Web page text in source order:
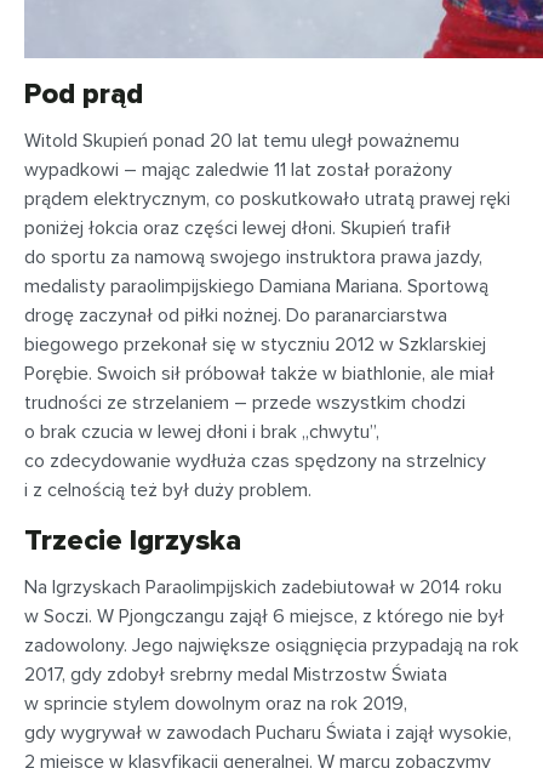
Pod prąd
Witold Skupień ponad 20 lat temu uległ poważnemu
wypadkowi – mając zaledwie 11 lat został porażony
prądem elektrycznym, co poskutkowało utratą prawej ręki
poniżej łokcia oraz części lewej dłoni. Skupień trafił
do sportu za namową swojego instruktora prawa jazdy,
medalisty paraolimpijskiego Damiana Mariana. Sportową
drogę zaczynał od piłki nożnej. Do paranarciarstwa
biegowego przekonał się w styczniu 2012 w Szklarskiej
Porębie. Swoich sił próbował także w biathlonie, ale miał
trudności ze strzelaniem – przede wszystkim chodzi
o brak czucia w lewej dłoni i brak „chwytu”,
co zdecydowanie wydłuża czas spędzony na strzelnicy
i z celnością też był duży problem.
Trzecie Igrzyska
Na Igrzyskach Paraolimpijskich zadebiutował w 2014 roku
w Soczi. W Pjongczangu zajął 6 miejsce, z którego nie był
zadowolony. Jego największe osiągnięcia przypadają na rok
2017, gdy zdobył srebrny medal Mistrzostw Świata
w sprincie stylem dowolnym oraz na rok 2019,
gdy wygrywał w zawodach Pucharu Świata i zajął wysokie,
2 miejsce w klasyfikacji generalnej. W marcu zobaczymy